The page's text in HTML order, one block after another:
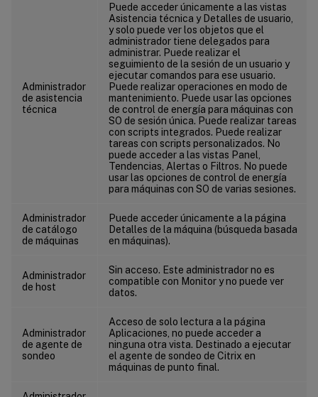
Administrador
de asistencia
técnica
Puede acceder únicamente a las vistas
Asistencia técnica y Detalles de usuario,
y solo puede ver los objetos que el
administrador tiene delegados para
administrar. Puede realizar el
seguimiento de la sesión de un usuario y
ejecutar comandos para ese usuario.
Puede realizar operaciones en modo de
mantenimiento. Puede usar las opciones
de control de energía para máquinas con
SO de sesión única. Puede realizar tareas
con scripts integrados. Puede realizar
tareas con scripts personalizados. No
puede acceder a las vistas Panel,
Tendencias, Alertas o Filtros. No puede
usar las opciones de control de energía
para máquinas con SO de varias sesiones.
Administrador
de catálogo
de máquinas
Puede acceder únicamente a la página
Detalles de la máquina (búsqueda basada
en máquinas).
Administrador
de host
Sin acceso. Este administrador no es
compatible con Monitor y no puede ver
datos.
Administrador
de agente de
sondeo
Acceso de solo lectura a la página
Aplicaciones, no puede acceder a
ninguna otra vista. Destinado a ejecutar
el agente de sondeo de Citrix en
máquinas de punto final.